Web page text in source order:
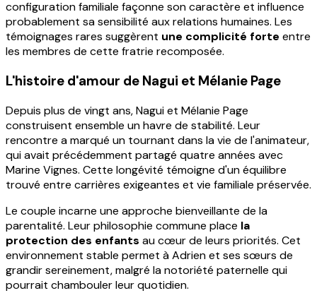
configuration familiale façonne son caractère et influence
probablement sa sensibilité aux relations humaines. Les
témoignages rares suggèrent une complicité forte entre
les membres de cette fratrie recomposée.
L'histoire d'amour de Nagui et Mélanie Page
Depuis plus de vingt ans, Nagui et Mélanie Page
construisent ensemble un havre de stabilité. Leur
rencontre a marqué un tournant dans la vie de l'animateur,
qui avait précédemment partagé quatre années avec
Marine Vignes. Cette longévité témoigne d'un équilibre
trouvé entre carrières exigeantes et vie familiale préservée.
Le couple incarne une approche bienveillante de la
parentalité. Leur philosophie commune place la
protection des enfants au cœur de leurs priorités. Cet
environnement stable permet à Adrien et ses sœurs de
grandir sereinement, malgré la notoriété paternelle qui
pourrait chambouler leur quotidien.